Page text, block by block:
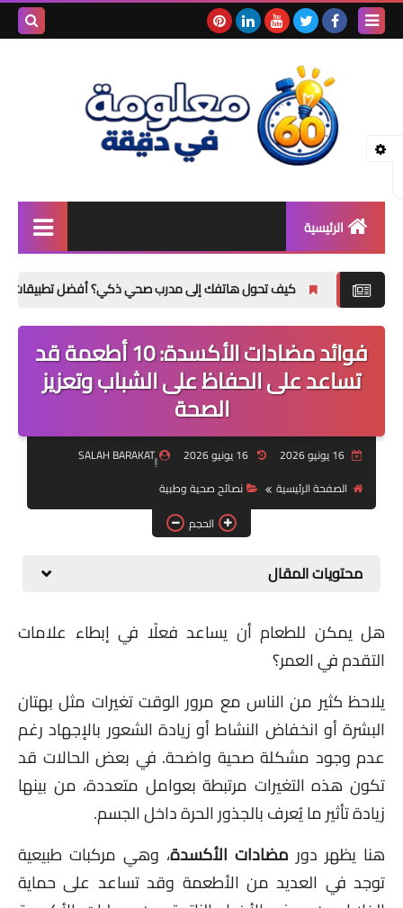
الرئيسية
والفيتامينات
نصائح صحية وطبية
قسم الأطفال
معلومة عامة
Health
كيف تحول هاتفك إلى مدرب صحي ذكي؟ أفضل تطبيقات التغذية والنوم 2026
فوائد مضادات الأكسدة: 10 أطعمة قد
تساعد على الحفاظ على الشباب وتعزيز
الصحة
16 يونيو 2026 16 يونيو 2026
ٍٍٍٍِSALAH BARAKAT
الصفحة الرئيسية
نصائح صحية وطبية
الحجم
محتويات المقال
هل يمكن للطعام أن يساعد فعلًا في إبطاء علامات
التقدم في العمر؟
يلاحظ كثير من الناس مع مرور الوقت تغيرات مثل بهتان
البشرة أو انخفاض النشاط أو زيادة الشعور بالإجهاد رغم
عدم وجود مشكلة صحية واضحة. في بعض الحالات قد
تكون هذه التغيرات مرتبطة بعوامل متعددة، من بينها
زيادة تأثير ما يُعرف بالجذور الحرة داخل الجسم.
هنا يظهر دور مضادات الأكسدة، وهي مركبات طبيعية
توجد في العديد من الأطعمة وقد تساعد على حماية